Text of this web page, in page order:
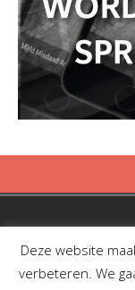
Deze website
verbeteren. We